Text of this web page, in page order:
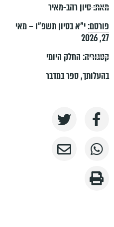
מאת:סיון רהב-מאיר
פורסם:י״א בסיון תשפ״ו – מאי
27, 2026
קטגוריה:החלק היומי
בהעלותך,ספר במדבר